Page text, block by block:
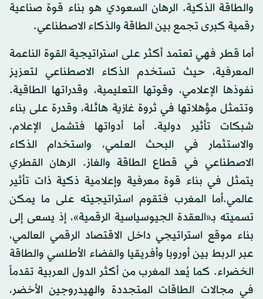
والطاقة الذكية. الرهان السعودي هو بناء قوة صناعية
رقمية كبرى تجمع بين الطاقة والذكاء الاصطناعي.
أما قطر فهي تعتمد أكثر على استراتيجية القوة الناعمة
المعرفية، حيث تستخدم الذكاء الاصطناعي لتعزيز
نفوذها الإعلامي، وقوتها التعليمية، وقدراتها الطاقية.
وتتمثل مؤهلاتها في ثروة غازية هائلة، وقدرة على بناء
شبكات تأثير دولية. أما أدواتها فتشمل الإعلام،
والاستثمار في البحث العلمي، واستخدام الذكاء
الاصطناعي في قطاع الطاقة والغاز. الرهان القطري
يتمثل في بناء قوة معرفية وإعلامية ذكية ذات تأثير
عالمي.أما المغرب فتقوم استراتيجيته على ما يمكن
تسميته بـ«العقدة الجيوسياسية الرقمية»، إذ يسعى إلى
بناء موقع استراتيجي داخل الاقتصاد الرقمي العالمي،
عبر الربط بين أوروبا وأفريقيا والفضاء الأطلسي والطاقة
الخضراء. كما يُعد المغرب من أكثر الدول العربية تقدماً
في مجالات الطاقات المتجددة والهيدروجين الأخضر،